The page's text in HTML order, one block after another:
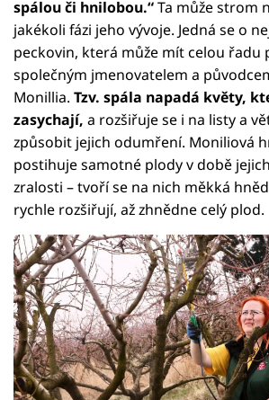
spálou či hnilobou.“Ta může strom
jakékoli fázi jeho vývoje. Jedná se o
peckovin, která může mít celou řadu
společným jmenovatelem a
Monillia. Tzv. spála napadá květy,
zasychají, a rozšiřuje se i na listy a
způsobit jejich odumření. Moniliová
postihuje samotné plody v době
zralosti – tvoří se na nich měkká
rychle rozšiřují, až zhnědne celý plod.